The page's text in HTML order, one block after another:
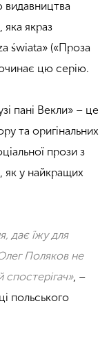
, яка якраз
świata» («Проза
цю серію.
пані Векли» – це
та оригінальних
прози з
як у найкращих
дає їжу для
Поляков не
спостерігач», –
польського